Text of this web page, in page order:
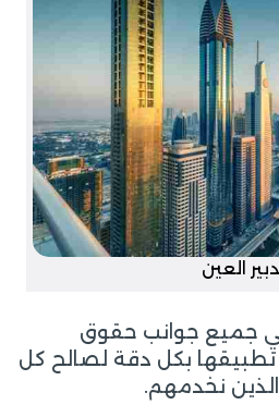
العين
جميع جوانب حقوق
بكل دقة لصالح كل
نخدمهم.